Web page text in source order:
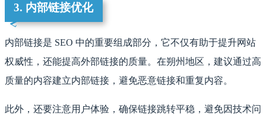
3. 内部链接优化
内部链接是 SEO 中的重要组成部分，它不仅有助于提升网站
权威性，还能提高外部链接的质量。在朔州地区，建议通过高
质量的内容建立内部链接，避免恶意链接和重复内容。
此外，还要注意用户体验，确保链接跳转平稳，避免因技术问